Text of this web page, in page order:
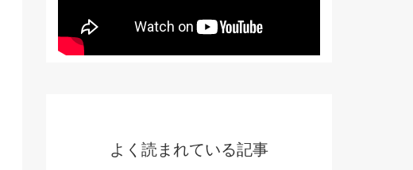
よく読まれている記事